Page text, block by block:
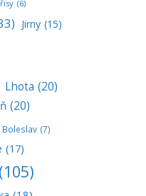
(6)
Jirny (15)
Lhota (20)
(20)
Boleslav (7)
(17)
(105)